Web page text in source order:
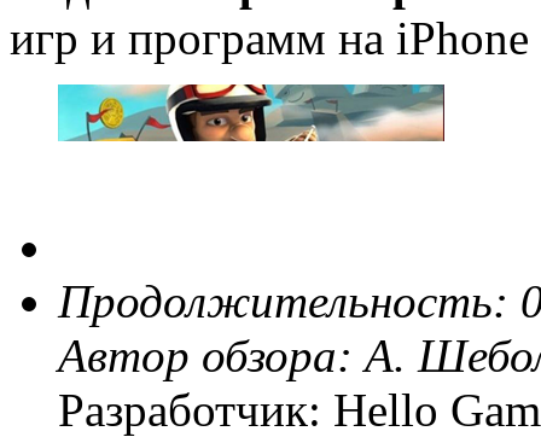
игр и программ на
Продолжительность:
Автор обзора:А.
Разработчик: Hello